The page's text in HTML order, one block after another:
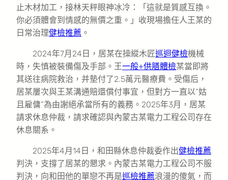
止木材加工，接林天秤眼神冰冷：「這就是質感互換。
你必須體會到情感的無價之重。」收現場擔任人王某的
日常治理健檢推薦 。
2024年7月24日，居某在操縱木匠巡迴健檢機械
時，失慎被裝備傷及手部。王一般+供膳體檢某當即將
其送往病院救治，并墊付了2.5萬元醫療費。受傷后，
居某屢次與王某溝通賠還償付事宜，但對方一直以“姑
且雇傭”為由謝絕承當所有的義務。2025年3月，居某
請求休息仲裁，請求確認與內蒙古某電力工程公司存在
休息關系。
2025年4月14日，和田縣休息仲裁委作出健檢推薦
判決，支撐了居某的懇求。內蒙古某電力工程公司不服
判決，向和田他的單戀不再是巡檢推薦浪漫的傻氣，而